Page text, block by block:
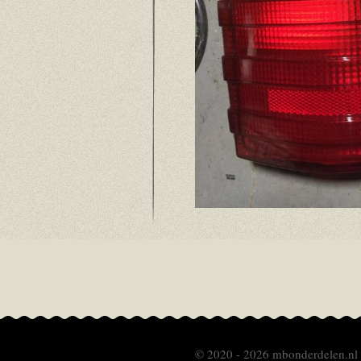
© 2020 - 2026 mbonderdelen.nl